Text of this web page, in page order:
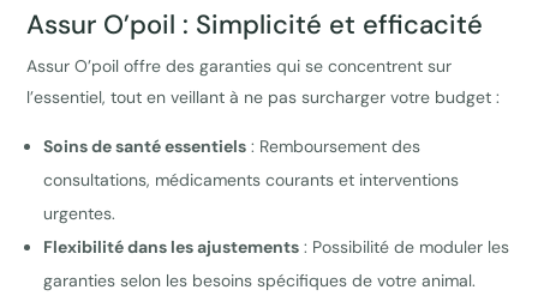
Assur O’poil : Simplicité et efficacité
Assur O’poil offre des garanties qui se concentrent sur
l’essentiel, tout en veillant à ne pas surcharger votre budget :
Soins de santé essentiels : Remboursement des
consultations, médicaments courants et interventions
urgentes.
Flexibilité dans les ajustements : Possibilité de moduler les
garanties selon les besoins spécifiques de votre animal.